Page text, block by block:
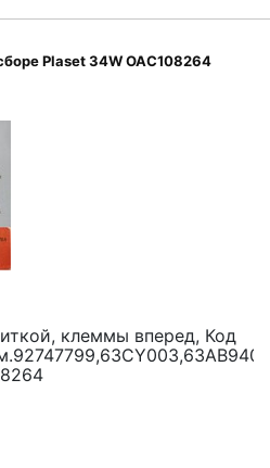
Plaset 34W ОАС108264
клеммы вперед, Код